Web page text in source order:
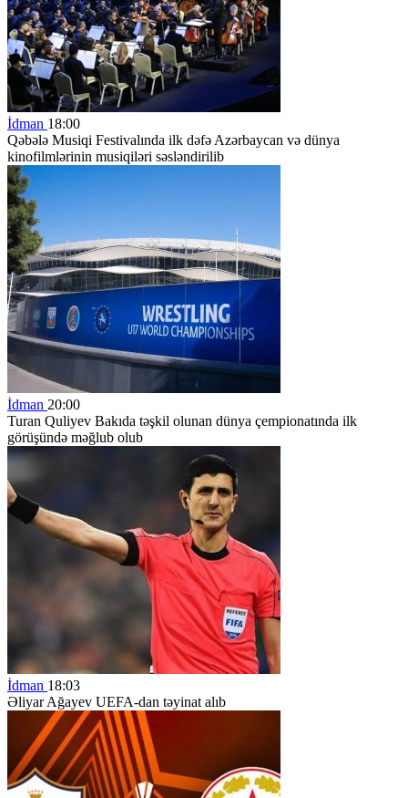
İdman 18:00
Qəbələ Musiqi Festivalında ilk dəfə Azərbaycan və dünya
kinofilmlərinin musiqiləri səsləndirilib
İdman 20:00
Turan Quliyev Bakıda təşkil olunan dünya çempionatında ilk
görüşündə məğlub olub
İdman 18:03
Əliyar Ağayev UEFA-dan təyinat alıb